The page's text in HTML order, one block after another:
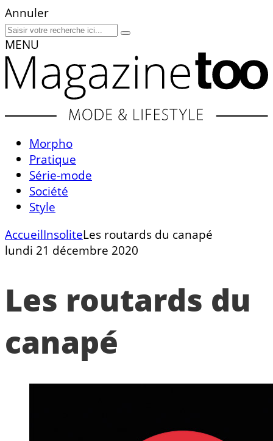
Annuler
MENU
Morpho
Pratique
Série-mode
Société
Style
AccueilInsoliteLes routards du canapé
lundi 21 décembre 2020
Les routards du
canapé